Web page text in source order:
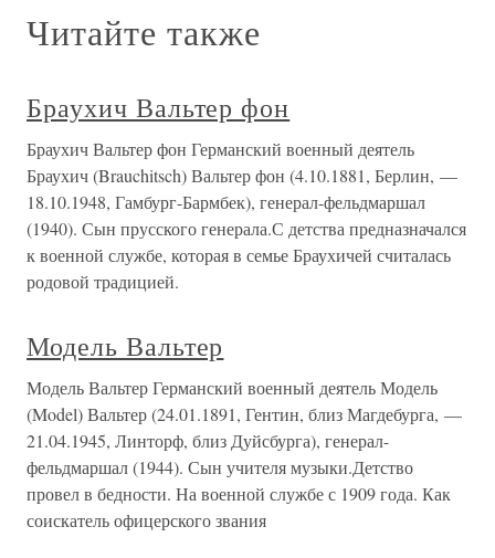
Читайте также
Браухич Вальтер фон
Браухич Вальтер фон Германский военный деятель
Браухич (Brauchitsch) Вальтер фон (4.10.1881, Берлин, —
18.10.1948, Гамбург-Бармбек), генерал-фельдмаршал
(1940). Сын прусского генерала.С детства предназначался
к военной службе, которая в семье Браухичей считалась
родовой традицией.
Модель Вальтер
Модель Вальтер Германский военный деятель Модель
(Model) Вальтер (24.01.1891, Гентин, близ Магдебурга, —
21.04.1945, Линторф, близ Дуйсбурга), генерал-
фельдмаршал (1944). Сын учителя музыки.Детство
провел в бедности. На военной службе с 1909 года. Как
соискатель офицерского звания